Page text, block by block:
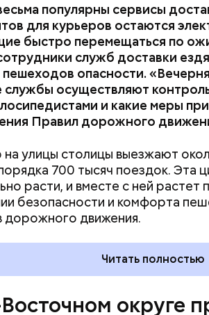
популярны сервисы
для курьеров остаются
быстро перемещаться по
служб доставки
опасности.
службы осуществляют
и какие меры
Правил дорожного
улицы столицы выезжают
700 тысяч поездок. Эта
расти, и вместе с ней растет
безопасности и комфорта
дорожного движения.
Читать полностью
округе
жилой дом был построен в
лаконичны по
венчающий карниз и пояс из
Григорьевич.